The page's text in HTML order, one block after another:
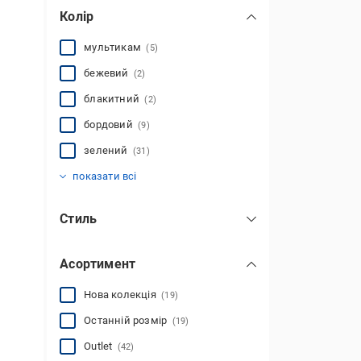
Колір
мультикам(5)
бежевий (2)
блакитний(2)
бордовий(9)
зелений (31)
показати всі
Стиль
спортивний
Асортимент
Нова колекція(19)
Останній розмір (19)
Outlet (42)